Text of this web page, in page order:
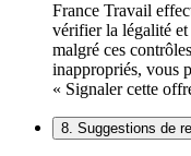
France Travail
vérifier la légalité
malgré ces
inappropriés, vous
« Signaler cette
8. Suggestions de